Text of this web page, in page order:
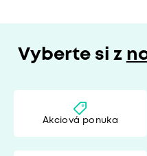
Akciová ponuka